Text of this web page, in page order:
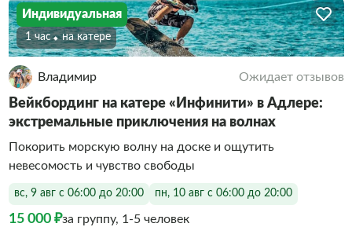
Индивидуальная
1 час На катере
Владимир Ожидает отзывов
Вейкбординг на катере «Инфинити» в Адлере:
экстремальные приключения на волнах
Покорить морскую волну на доске и ощутить
невесомость и чувство свободы
вс, 9 авг с 06:00 до 20:00 пн, 10 авг с 06:00 до 20:00
15 000 ₽за группу, 1-5 человек